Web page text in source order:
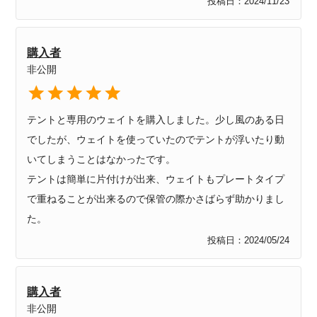
購入者
非公開
投稿日 2024/05/24
テントと専用のウェイトを購入しました。少し風のある日
でしたが、ウェイトを使っていたのでテントが浮いたり動
いてしまうことはなかったです。
テントは簡単に片付けが出来、ウェイトもプレートタイプ
で重ねることが出来るので保管の際かさばらず助かりまし
購入者
非公開